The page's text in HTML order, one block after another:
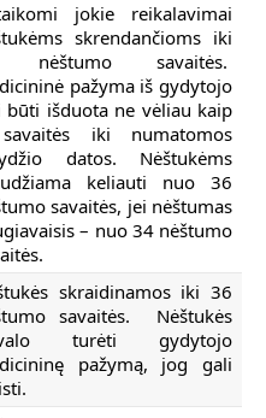
jokie reikalavimai
skrendančioms iki
nėštumo savaitės.
pažyma iš gydytojo
būti išduota ne vėliau kaip
iki numatomos
datos. Nėštukėms
keliauti nuo 36
savaitės, jei nėštumas
– nuo 34 nėštumo
skraidinamos iki 36
savaitės. Nėštukės
turėti gydytojo
pažymą, jog gali